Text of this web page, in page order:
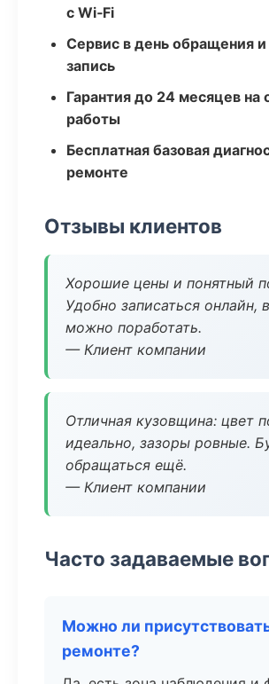
с Wi‑Fi
Сервис в день обращения
запись
Гарантия до 24 месяцев на
работы
Бесплатная базовая
ремонте
Отзывы клиентов
Хорошие цены и понятный
Удобно записаться онлайн,
можно поработать.
— Клиент компании
Отличная кузовщина: цвет
идеально, зазоры ровные.
обращаться ещё.
— Клиент компании
Часто задаваемые
Можно ли
ремонте?